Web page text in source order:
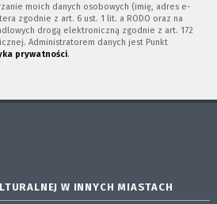
moich danych osobowych (imię, adres e-
zgodnie z art. 6 ust. 1 lit. a RODO oraz na
drogą elektroniczną zgodnie z art. 172
Administratorem danych jest Punkt
prywatności.
W INNYCH MIASTACH